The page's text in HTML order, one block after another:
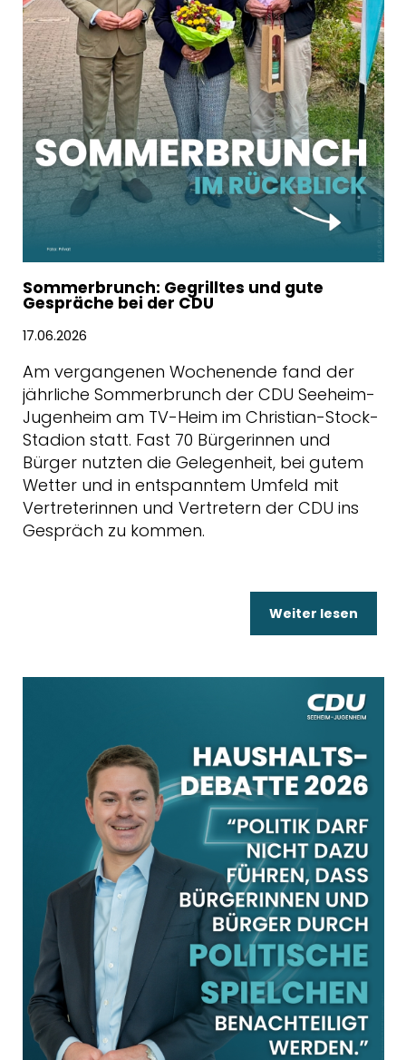
Sommerbrunch: Gegrilltes und gute
Gespräche bei der CDU
17.06.2026
Am vergangenen Wochenende fand der
jährliche Sommerbrunch der CDU Seeheim-
Jugenheim am TV-Heim im Christian-Stock-
Stadion statt. Fast 70 Bürgerinnen und
Bürger nutzten die Gelegenheit, bei gutem
Wetter und in entspanntem Umfeld mit
Vertreterinnen und Vertretern der CDU ins
Gespräch zu kommen.
Weiter lesen